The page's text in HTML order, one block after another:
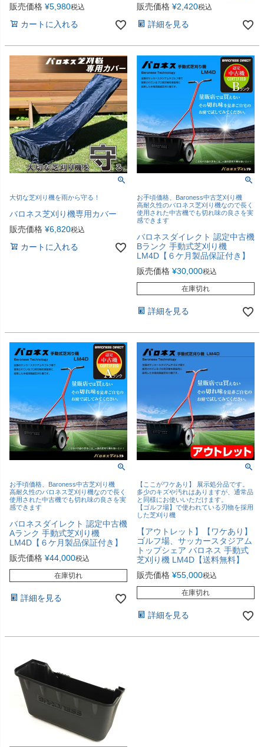
販売価格 ¥5,980税込
カートに入れる
販売価格 ¥2,420税込
詳細を見る
大切な芝刈り機を雨から守る！
バロネス芝刈り機専用カバー
販売価格 ¥6,820税込
カートに入れる
お手頃価格、Baroness中古芝刈り機
高耐久性のバロネス芝刈り機なので長く
使用された中古機でも切れ味の良さを実
感できます
バロネスダイレクト 認定中古機
Bランク 手動式芝刈り機
LM4D【６ケ月製品保証付き】
販売価格 ¥30,000税込
在庫切れ
詳細を見る
お手頃価格、Baroness中古芝刈り機
高耐久性のバロネス芝刈り機なので長く
使用された中古機でも切れ味の良さを実
感できます
バロネスダイレクト 認定中古機
Aランク 手動式芝刈り機
LM4D【６ケ月製品保証付き】
販売価格 ¥44,000税込
在庫切れ
詳細を見る
【ここがワケあり】 展示処分品です。
多少のキズや汚れはありますが、通常品
と同様にお使いいただけます。
【ゴルフ場】で使われている刃物を採用
した芝刈り機
【アウトレット】【ワケあり】
ゴルフ場、サッカースタジアム
トップシェア バロネス 手動式
芝刈り機 LM4D【送料無料】
販売価格 ¥55,000税込
在庫切れ
詳細を見る